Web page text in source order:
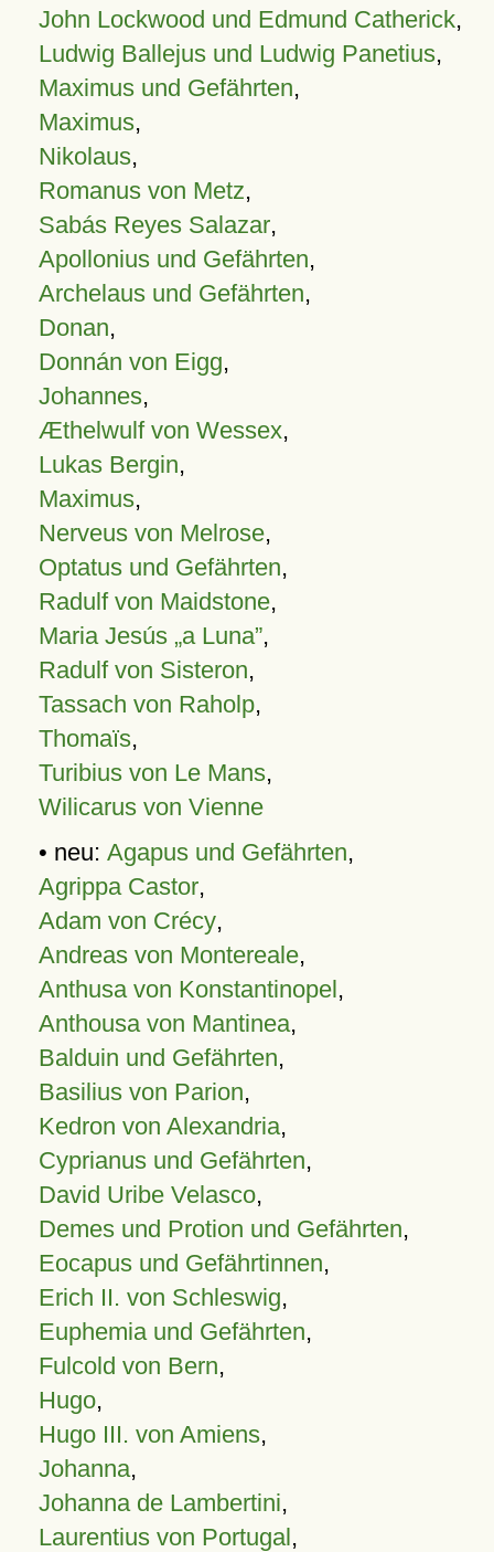
John Lockwood und Edmund Catherick,
Ludwig Ballejus und Ludwig Panetius,
Maximus und Gefährten,
Maximus,
Nikolaus,
Romanus von Metz,
Sabás Reyes Salazar,
Apollonius und Gefährten,
Archelaus und Gefährten,
Donan,
Donnán von Eigg,
Johannes,
Æthelwulf von Wessex,
Lukas Bergin,
Maximus,
Nerveus von Melrose,
Optatus und Gefährten,
Radulf von Maidstone,
Maria Jesús „a Luna”,
Radulf von Sisteron,
Tassach von Raholp,
Thomaïs,
Turibius von Le Mans,
Wilicarus von Vienne
• neu: Agapus und Gefährten,
Agrippa Castor,
Adam von Crécy,
Andreas von Montereale,
Anthusa von Konstantinopel,
Anthousa von Mantinea,
Balduin und Gefährten,
Basilius von Parion,
Kedron von Alexandria,
Cyprianus und Gefährten,
David Uribe Velasco,
Demes und Protion und Gefährten,
Eocapus und Gefährtinnen,
Erich II. von Schleswig,
Euphemia und Gefährten,
Fulcold von Bern,
Hugo,
Hugo III. von Amiens,
Johanna,
Johanna de Lambertini,
Laurentius von Portugal,